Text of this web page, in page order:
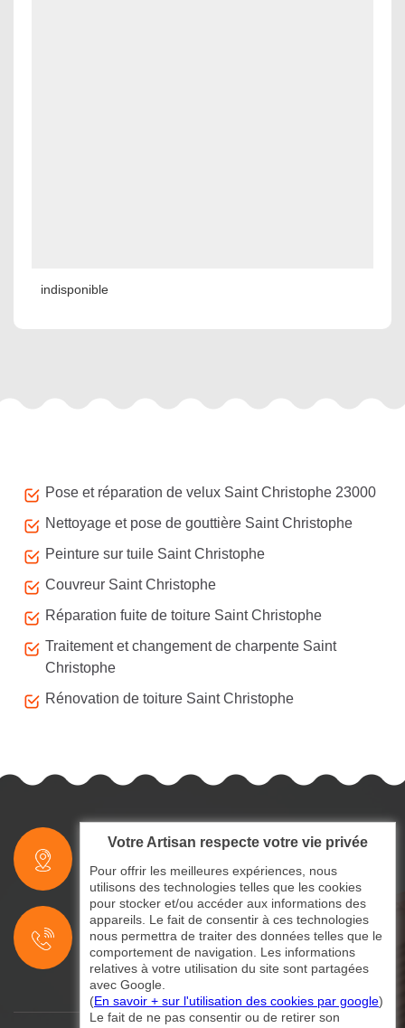
indisponible
Pose et réparation de velux Saint Christophe 23000
Nettoyage et pose de gouttière Saint Christophe
Peinture sur tuile Saint Christophe
Couvreur Saint Christophe
Réparation fuite de toiture Saint Christophe
Traitement et changement de charpente Saint
Christophe
Rénovation de toiture Saint Christophe
indisponible
indisponible
Votre Artisan respecte votre vie privée
Pour offrir les meilleures expériences, nous
utilisons des technologies telles que les cookies
pour stocker et/ou accéder aux informations des
appareils. Le fait de consentir à ces technologies
nous permettra de traiter des données telles que le
comportement de navigation. Les informations
relatives à votre utilisation du site sont partagées
avec Google.
(En savoir + sur l'utilisation des cookies par google)
Le fait de ne pas consentir ou de retirer son